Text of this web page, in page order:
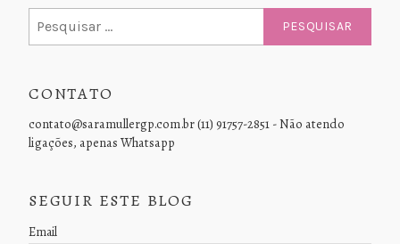
por:
CONTATO
contato@saramullergp.com.br (11) 91757-2851 - Não atendo
ligações, apenas Whatsapp
SEGUIR ESTE BLOG
Email